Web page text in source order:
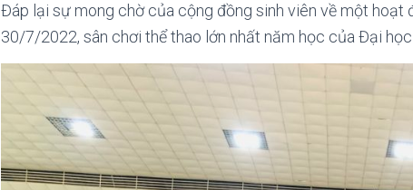
Đáp lại sự mong chờ của cộng đồng sinh viên về một hoạt
30/7/2022, sân chơi thể thao lớn nhất năm học của Đại